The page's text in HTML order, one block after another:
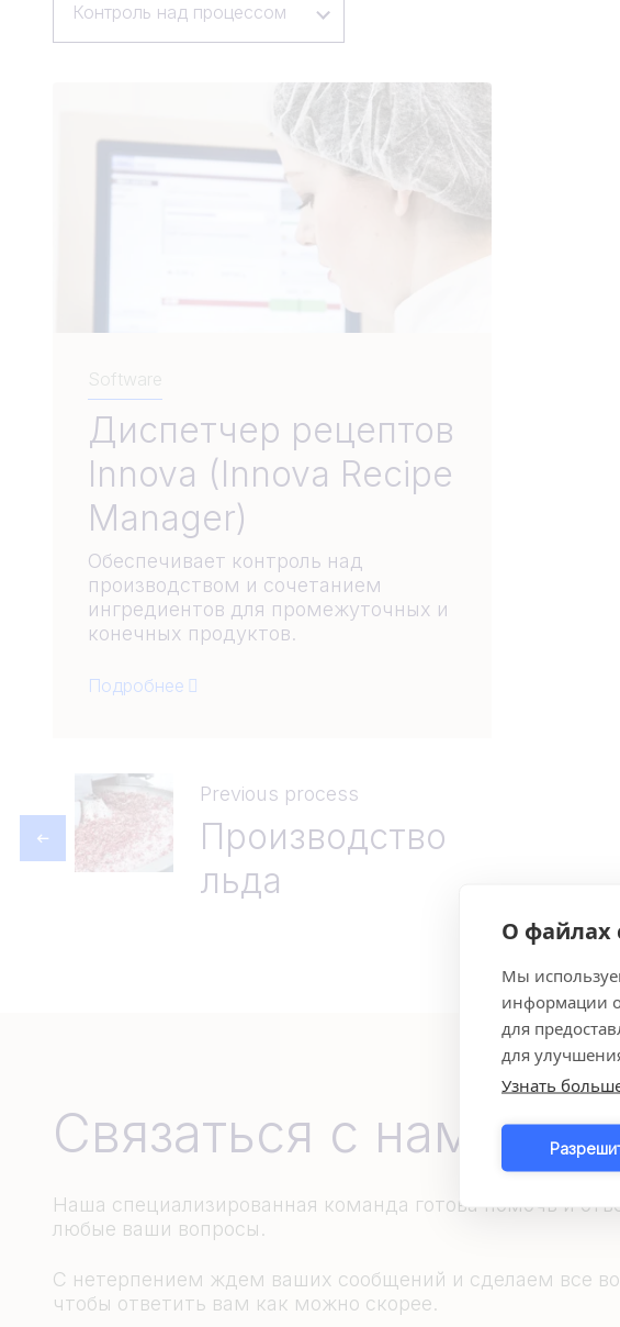
О файлах
Мы
информации
для
для
Узнать
Контроль над процессом
Software
Диспетчер рецептов
Innova (Innova Recipe
Manager)
Обеспечивает контроль над
производством и сочетанием
ингредиентов для промежуточных и
конечных продуктов.
Подробнее
Previous process
Производство
льда
Связаться с нами
Наша специализированная команда готова помочь и
любые ваши вопросы.
С нетерпением ждем ваших сообщений и сделаем все
чтобы ответить вам как можно скорее.